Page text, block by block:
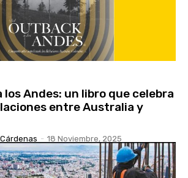
los Andes: un libro que celebra
entre Australia y
- 18 Noviembre, 2025